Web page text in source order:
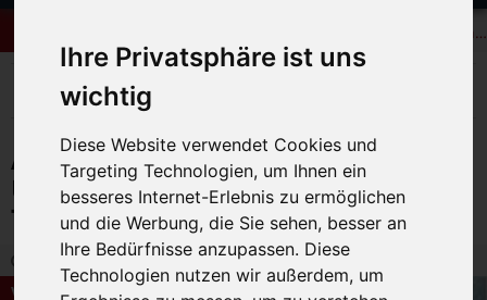
Ihre Privatsphäre ist uns
wichtig
Diese Website verwendet Cookies und
Targeting Technologien, um Ihnen ein
besseres Internet-Erlebnis zu ermöglichen
und die Werbung, die Sie sehen, besser an
Ihre Bedürfnisse anzupassen. Diese
Technologien nutzen wir außerdem, um
+++ Leolingo: Englischcamp mit Muttersprachlern – auch in Bamberg! +++
Bambolino Rubriken
Ach, du dicker Weihnachtsmann –
Ursel Scheffler, Bilder von Jutta
Timm
24.05.2021 14:49 | Bambolino-Redaktion |
Vorschule